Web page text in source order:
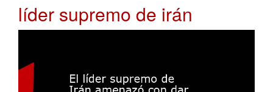
líder supremo de irán